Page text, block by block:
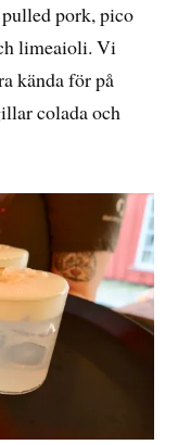
pulled pork, pico
limeaioli. Vi
kända för på
colada och